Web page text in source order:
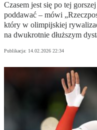
Czasem jest się po tej
poddawać – mówi
który w olimpijskiej
na dwukrotnie dłuższym
Publikacja: 14.02.2026 22:34